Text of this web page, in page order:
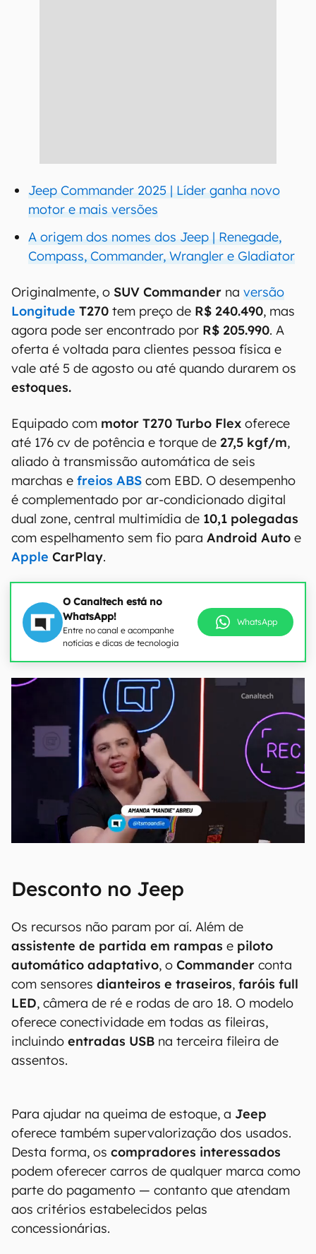
Jeep Commander 2025 | Líder ganha novo
motor e mais versões
A origem dos nomes dos Jeep | Renegade,
Compass, Commander, Wrangler e Gladiator
Originalmente, o SUV Commander na versão
Longitude T270 tem preço de R$ 240.490, mas
agora pode ser encontrado por R$ 205.990. A
oferta é voltada para clientes pessoa física e
vale até 5 de agosto ou até quando durarem os
estoques.
Equipado com motor T270 Turbo Flex oferece
até 176 cv de potência e torque de 27,5 kgf/m,
aliado à transmissão automática de seis
marchas e freios ABS com EBD. O desempenho
é complementado por ar-condicionado digital
dual zone, central multimídia de 10,1 polegadas
com espelhamento sem fio para Android Auto e
Apple CarPlay.
O Canaltech está no
WhatsApp!
Entre no canal e acompanhe
notícias e dicas de tecnologia
WhatsApp
Desconto no Jeep
Os recursos não param por aí. Além de
assistente de partida em rampas e piloto
automático adaptativo, o Commander conta
com sensores dianteiros e traseiros, faróis full
LED, câmera de ré e rodas de aro 18. O modelo
oferece conectividade em todas as fileiras,
incluindo entradas USB na terceira fileira de
assentos.
Para ajudar na queima de estoque, a Jeep
oferece também supervalorização dos usados.
Desta forma, os compradores interessados
podem oferecer carros de qualquer marca como
parte do pagamento — contanto que atendam
aos critérios estabelecidos pelas
concessionárias.